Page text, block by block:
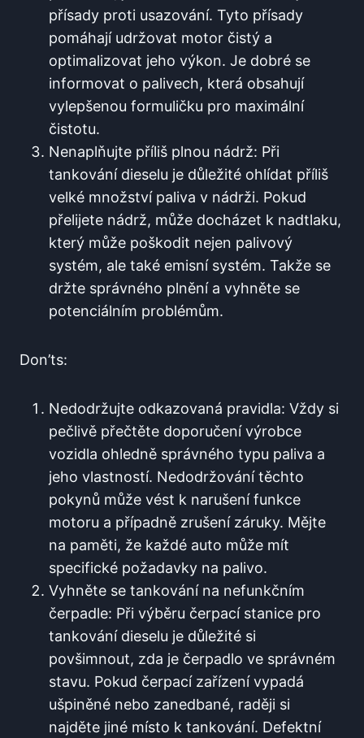
přísady proti usazování.⁢ Tyto přísady
pomáhají udržovat motor čistý ​a
optimalizovat jeho výkon. Je dobré se
informovat o ‍palivech, která obsahují
vylepšenou formuličku pro maximální
čistotu.
Nenaplňujte příliš plnou nádrž: ⁣Při⁢
tankování dieselu je důležité ⁢ohlídat příliš
velké množství paliva​ v nádrži. Pokud
přelijete nádrž, může​ docházet k⁢ nadtlaku,
který‍ může poškodit nejen‌ palivový
systém, ale také emisní systém. ⁣Takže se
držte ⁤správného plnění a ⁢vyhněte se
potenciálním problémům.
Don’ts:
Nedodržujte​ odkazovaná pravidla: Vždy⁤ si
pečlivě​ přečtěte doporučení výrobce
⁢vozidla ohledně správného typu paliva⁤ a
jeho⁣ vlastností. Nedodržování‌ těchto
pokynů může ⁣vést k narušení‍ funkce
motoru​ a případně zrušení záruky.⁣ Mějte​
na paměti, že každé auto ​může mít
specifické požadavky na ‌palivo.
Vyhněte ‌se tankování na⁢ nefunkčním
čerpadle: Při výběru‍ čerpací stanice pro⁢
tankování dieselu ⁣je důležité si
povšimnout, zda je čerpadlo⁢ ve správném
⁣stavu.‌ Pokud čerpací zařízení vypadá⁣
ušpiněné nebo zanedbané, raději‌ si
⁢najděte jiné místo k tankování.‌ Defektní⁣